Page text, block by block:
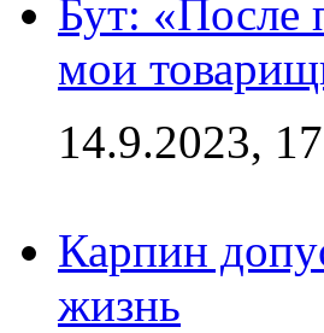
Бут: «После
мои
14.9.2023,
Карпин
жизнь